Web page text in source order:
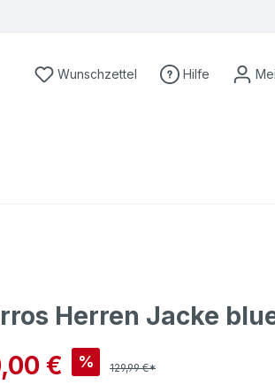
Du hast 0 Produkte auf dem
Wunschzettel Hilfe
Herren Jacke
€ %
129,99 €*